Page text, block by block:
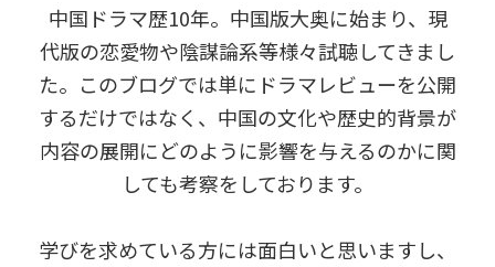
中国ドラマ歴10年。中国版大奥に始まり、現
代版の恋愛物や陰謀論系等様々試聴してきまし
た。このブログでは単にドラマレビューを公開
するだけではなく、中国の文化や歴史的背景が
内容の展開にどのように影響を与えるのかに関
しても考察をしております。
学びを求めている方には面白いと思いますし、